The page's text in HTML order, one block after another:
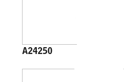
A24250